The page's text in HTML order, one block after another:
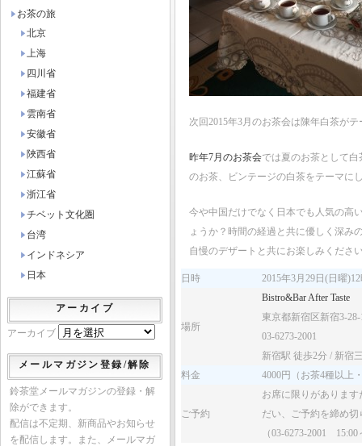
次回2015年3月のお茶会は陳年白茶が
昨年7月のお茶会では夏のお茶として
のお茶、ビンテージの白茶をテーマに
今や中国だけでなく日本でも人気の高
ょうか？時間の経過と共に優しく深み
自慢のデザートと共にお楽しみくださ
日時 2015年3月29日(日曜
場所
Bistro&Bar After Taste
東京都新宿区新宿3-
03-6273-2001
新宿駅 徒歩2分 / 新宿
料金
4000円（お茶4種以上
ご予約
お席に限りがあります
だい、ご予約を締め
（03-6273-2001 15:00
お茶の旅
北京
上海
四川省
福建省
雲南省
安徽省
陜西省
江蘇省
浙江省
チベット文化圏
台湾
インドネシア
日本
アーカイブ
アーカイブ
メールマガジン登録/解除
鈴茶堂メールマガジンの登録・解
除ができます。
配信は不定期、新商品やお知らせ
を配信します。また、メールマガ